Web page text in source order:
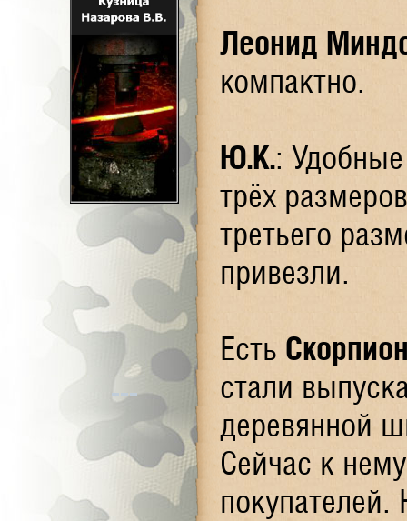
Леонид
компактно.
Ю.К.:
трёх
третьего
привезли.
Есть
стали
деревянной
Сейчас к